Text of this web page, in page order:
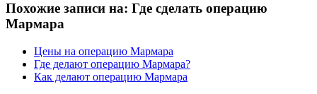
Похожие записи на: Где сделать операцию
Мармара
Цены на операцию Mармара
Где делают операцию Мармара?
Как делают операцию Мармара